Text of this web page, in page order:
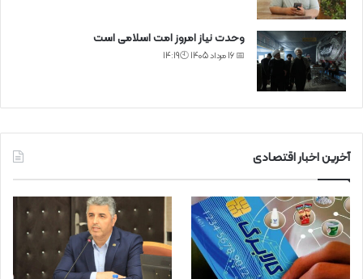
وحدت نیاز امروز امت اسلامی است
📅 16 مرداد 1405 🕙14:19
آخرین اخبار اقتصادی